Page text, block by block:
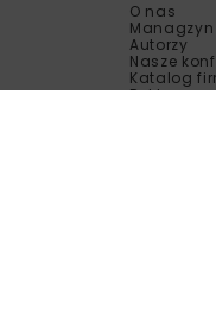
O nas
Managzyn
Autorzy
Nasze
Katalog
Reklama